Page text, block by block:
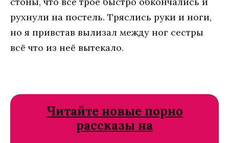
рухнули на постель. Тряслись руки и ноги,
но я привстав вылизал между ног сестры
всё что из неё вытекало.
Читайте новые порно
рассказы на